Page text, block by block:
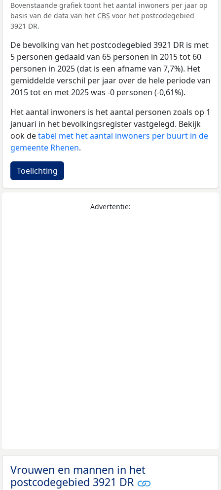
Bovenstaande grafiek toont het aantal inwoners per jaar op
basis van de data van het CBS voor het postcodegebied
3921 DR.
De bevolking van het postcodegebied 3921 DR is met
5 personen gedaald van 65 personen in 2015 tot 60
personen in 2025 (dat is een afname van 7,7%). Het
gemiddelde verschil per jaar over de hele periode van
2015 tot en met 2025 was -0 personen (-0,61%).
Het aantal inwoners is het aantal personen zoals op 1
januari in het bevolkingsregister vastgelegd. Bekijk
ook detabel met het aantal inwoners per buurt in de
gemeente Rhenen.
Toelichting
Advertentie:
Vrouwen en mannen in het
postcodegebied 3921 DR